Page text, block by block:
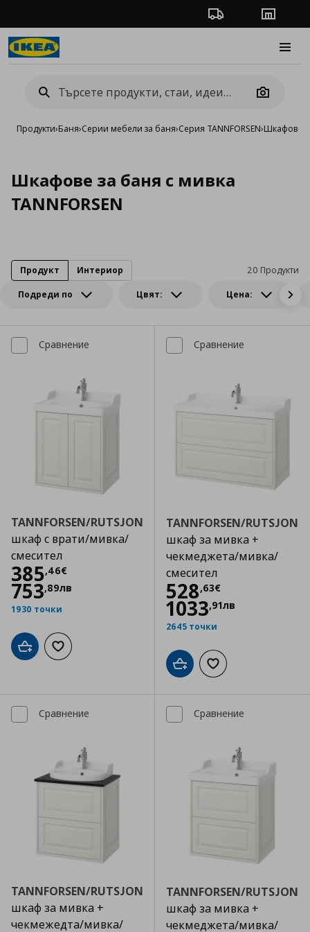
Проследяване на
Camera
Продукти›Баня›Серии мебели за баня›Серия TANNFORSEN›Шкафове
Шкафове за баня с мивка
TANNFORSEN
Подреди по Цвят: Цена:
20 Продукти
Продукт Интериор
Сравнение
TANNFORSEN/RUTSJON
шкаф с врати/мивка/
смесител
385,46€
Цена385,46 €
753,89лв
1930 точки
Добави в кошницата
Добави към списъка с любими
Сравнение
TANNFORSEN/RUTSJON
шкаф за мивка +
чекмеджета/мивка/
смесител
528,63€
Цена
1033,91лв
2645 точки
Добави в кошницата
Добави към
Сравнение
TANNFORSEN/RUTSJON
шкаф за мивка +
чекмежедта/мивка/
Сравнение
TANNFORSEN/RUTSJON
шкаф за мивка +
чекмеджета/мивка/